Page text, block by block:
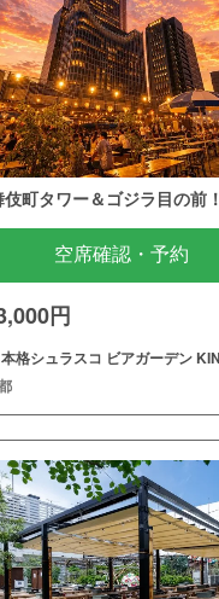
町タワー＆ゴジラ目の前
空席確認・予約
円
格シュラスコ ビアガーデン